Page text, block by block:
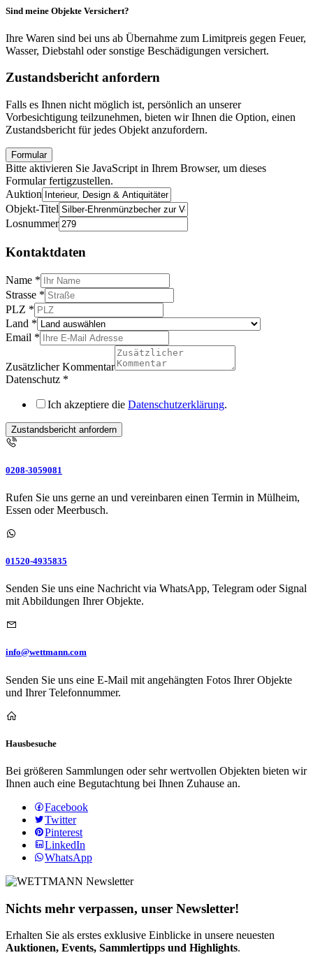
Sind meine Objekte Versichert?
Ihre Waren sind bei uns ab Übernahme zum Limitpreis gegen Feuer,
Wasser, Diebstahl oder sonstige Beschädigungen versichert.
Zustandsbericht anfordern
Falls es Ihnen nicht möglich ist, persönlich an unserer
Vorbesichtigung teilzunehmen, bieten wir Ihnen die Option, einen
Zustandsbericht für jedes Objekt anzufordern.
Formular
Bitte aktivieren Sie JavaScript in Ihrem Browser, um dieses
Formular fertigzustellen.
Auktion
Objekt-Titel
Losnummer
Kontaktdaten
Name *
Strasse *
PLZ *
Land *
Email *
Zusätzlicher Kommentar
Datenschutz *
Ich akzeptiere die Datenschutzerklärung.
Zustandsbericht anfordern
0208-3059081
Rufen Sie uns gerne an und vereinbaren einen Termin in Mülheim,
Essen oder Meerbusch.
01520-4935835
Senden Sie uns eine Nachricht via WhatsApp, Telegram oder Signal
mit Abbildungen Ihrer Objekte.
info@wettmann.com
Senden Sie uns eine E-Mail mit angehängten Fotos Ihrer Objekte
und Ihrer Telefonnummer.
Hausbesuche
Bei größeren Sammlungen oder sehr wertvollen Objekten bieten wir
Ihnen auch eine Begutachtung bei Ihnen Zuhause an.
Facebook
Twitter
Pinterest
LinkedIn
WhatsApp
Nichts mehr verpassen, unser Newsletter!
Erhalten Sie als erstes exklusive Einblicke in unsere neuesten
Auktionen, Events, Sammlertipps und Highlights.